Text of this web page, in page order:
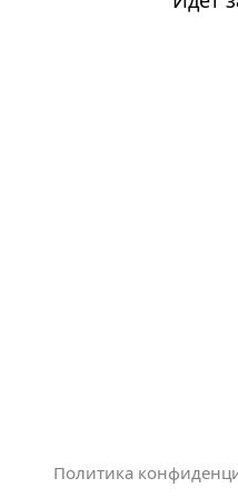
Политика